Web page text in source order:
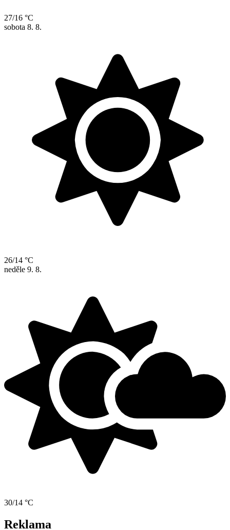
27/16 °C
sobota 8. 8.
26/14 °C
neděle 9. 8.
30/14 °C
Reklama